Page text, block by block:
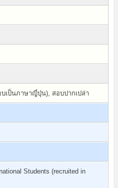
บเป็นภาษาญี่ปุ่น), สอบปากเปล่า
Students (recruited in